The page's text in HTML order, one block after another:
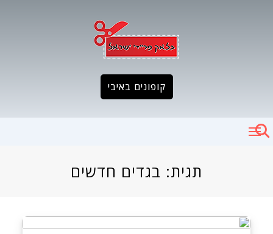
קופונים באיבי
תגית: בגדים חדשים